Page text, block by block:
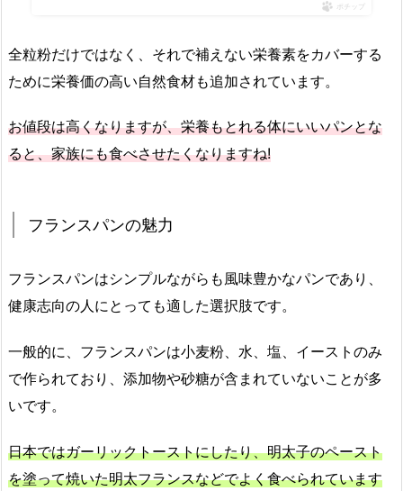
ポチップ
全粒粉だけではなく、それで補えない栄養素をカバーする
ために栄養価の高い自然食材も追加されています。
お値段は高くなりますが、栄養もとれる体にいいパンとな
ると、家族にも食べさせたくなりますね!
フランスパンの魅力
フランスパンはシンプルながらも風味豊かなパンであり、
健康志向の人にとっても適した選択肢です。
一般的に、フランスパンは小麦粉、水、塩、イーストのみ
で作られており、添加物や砂糖が含まれていないことが多
いです。
日本ではガーリックトーストにしたり、明太子のペースト
を塗って焼いた明太フランスなどでよく食べられています